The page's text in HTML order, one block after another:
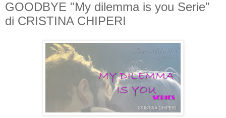
GOODBYE "My dilemma is you Serie"
di CRISTINA CHIPERI